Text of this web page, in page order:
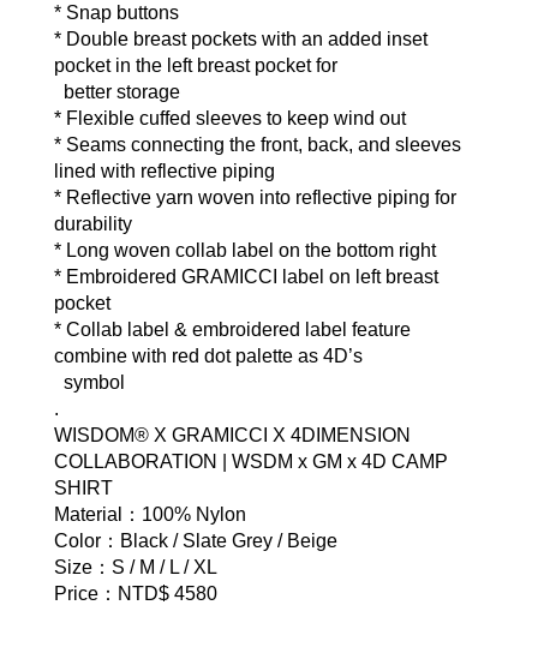
* Snap buttons
* Double breast pockets with an added inset
pocket in the left breast pocket for
better storage
* Flexible cuffed sleeves to keep wind out
* Seams connecting the front, back, and sleeves
lined with reflective piping
* Reflective yarn woven into reflective piping for
durability
* Long woven collab label on the bottom right
* Embroidered GRAMICCI label on left breast
pocket
* Collab label & embroidered label feature
combine with red dot palette as 4D’s
symbol
.
WISDOM® X GRAMICCI X 4DIMENSION
COLLABORATION | WSDM x GM x 4D CAMP
SHIRT
Material：100% Nylon
Color：Black / Slate Grey / Beige
Size：S / M / L / XL
Price：NTD$ 4580